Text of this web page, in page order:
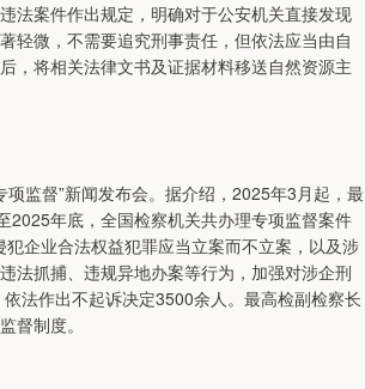
法案件作出规定，明确对于公安机关直接发现
轻微，不需要追究刑事责任，但依法应当由自
，将相关法律文书及证据材料移送自然资源主
监督”新闻发布会。据介绍，2025年3月起，最
2025年底，全国检察机关共办理专项监督案件
企业合法权益犯罪应当立案而不立案，以及涉
法抓捕、违规异地办案等行为，加强对涉企刑
法作出不起诉决定3500余人。最高检副检察长
督制度。